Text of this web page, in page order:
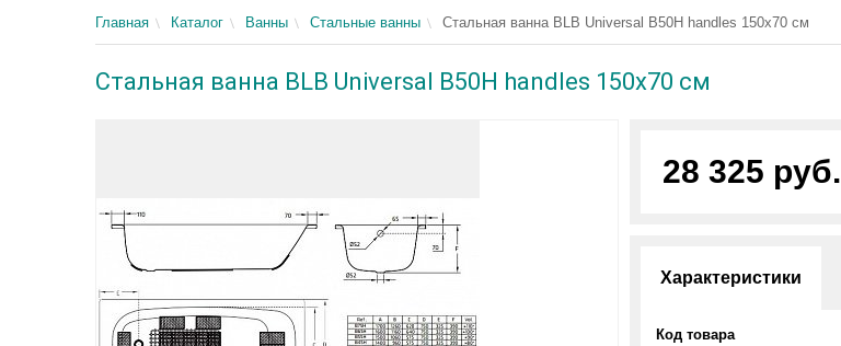
Главная Каталог Ванны Стальные ванны Стальная ванна BLB Universal B50H handles 150x70 см
Стальная ванна BLB Universal B50H handles 150x70 см
28 325 руб.
Характеристики
Код товара